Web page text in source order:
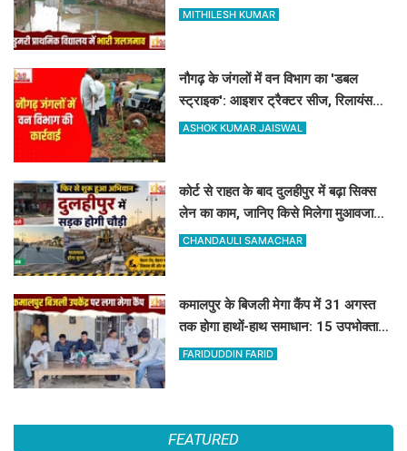
ग्रामीणों ने की नाले की मांग
MITHILESH KUMAR
नौगढ़ के जंगलों में वन विभाग का 'डबल
स्ट्राइक': आइशर ट्रैक्टर सीज, रिलायंस
कंपनी की 2 ट्रैक्टर-ट्रॉली जब्त
ASHOK KUMAR JAISWAL
कोर्ट से राहत के बाद दुलहीपुर में बढ़ा सिक्स
लेन का काम, जानिए किसे मिलेगा मुआवजा
और कहां हटेगा अतिक्रमण
CHANDAULI SAMACHAR
कमालपुर के बिजली मेगा कैंप में 31 अगस्त
तक होगा हाथों-हाथ समाधान: 15 उपभोक्ताओं
के बिल सुधरे, डेढ़ लाख की वसूली
FARIDUDDIN FARID
FEATURED